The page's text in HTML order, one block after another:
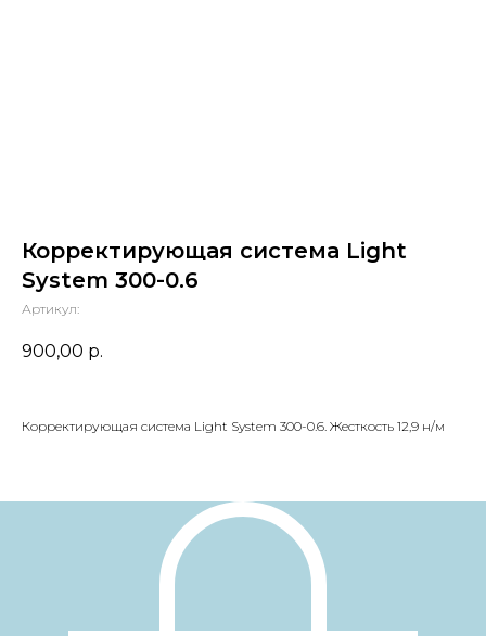
Корректирующая система Light
System 300-0.6
Артикул:
900,00 р.
Корректирующая система Light System 300-0.6. Жесткость 12,9 н/м